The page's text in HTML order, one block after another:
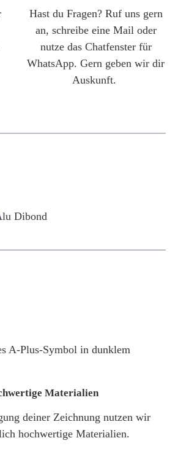
Hast du Fragen? Ruf uns gern
an, schreibe eine Mail oder
nutze das Chatfenster für
WhatsApp. Gern geben wir dir
Auskunft.
Materialien
deiner Zeichnung nutzen wir
hochwertige Materialien.